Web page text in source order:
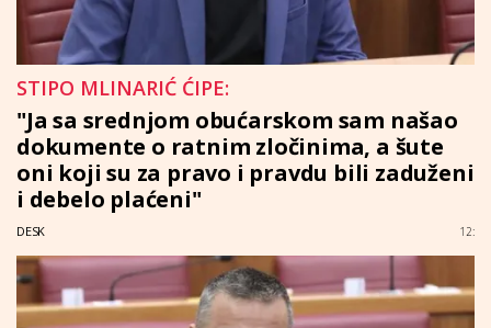
STIPO MLINARIĆ ĆIPE:
"Ja sa srednjom obućarskom sam našao
dokumente o ratnim zločinima, a šute
oni koji su za pravo i pravdu bili zaduženi
i debelo plaćeni"
DESK 12: